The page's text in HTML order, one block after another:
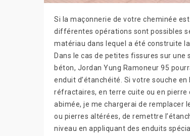
Si la maçonnerie de votre cheminée
différentes opérations sont possibles
matériau dans lequel a été construite la
Dans le cas de petites fissures sur une
béton, Jordan Yung Ramoneur 95
enduit d’étanchéité. Si votre souche en
réfractaires, en terre cuite ou en pierre
abimée, je me chargerai de remplacer
ou pierres altérées, de remettre
niveau en appliquant des enduits